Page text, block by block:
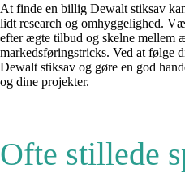
At finde en billig Dewalt stiksav
lidt research og omhyggelighed.
efter ægte tilbud og skelne mellem
markedsføringstricks. Ved at følge
Dewalt stiksav og gøre en god
og dine projekter.
Ofte stillede